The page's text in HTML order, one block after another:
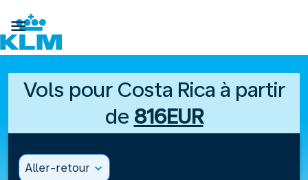

Vols pour Costa Rica à partir
de 816EUR
Aller-retour expand_more